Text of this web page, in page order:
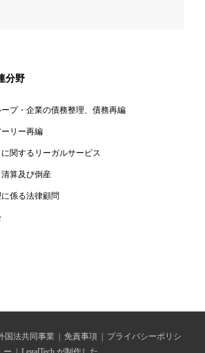
分野
プ・企業の債務整理、債務再編
リー再編
関するリーガルサービス
算及び倒産
係る法律顧問
国法共同事業 | 免責事項 | プライバシーポリシ